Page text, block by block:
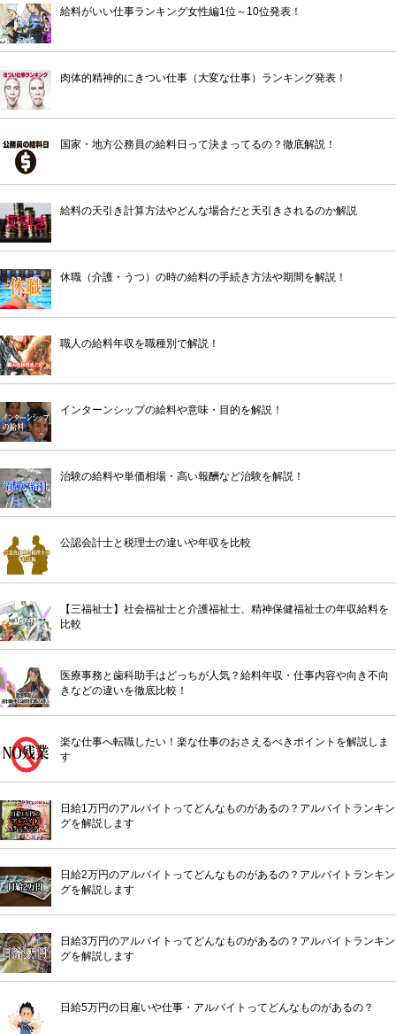
給料がいい仕事ランキング女性編1位～10位発表！
肉体的精神的にきつい仕事（大変な仕事）ランキング発表！
国家・地方公務員の給料日って決まってるの？徹底解説！
給料の天引き計算方法やどんな場合だと天引きされるのか解説
休職（介護・うつ）の時の給料の手続き方法や期間を解説！
職人の給料年収を職種別で解説！
インターンシップの給料や意味・目的を解説！
治験の給料や単価相場・高い報酬など治験を解説！
公認会計士と税理士の違いや年収を比較
【三福祉士】社会福祉士と介護福祉士、精神保健福祉士の年収給料を
比較
医療事務と歯科助手はどっちが人気？給料年収・仕事内容や向き不向
きなどの違いを徹底比較！
楽な仕事へ転職したい！楽な仕事のおさえるべきポイントを解説しま
す
日給1万円のアルバイトってどんなものがあるの？アルバイトランキン
グを解説します
日給2万円のアルバイトってどんなものがあるの？アルバイトランキン
グを解説します
日給3万円のアルバイトってどんなものがあるの？アルバイトランキン
グを解説します
日給5万円の日雇いや仕事・アルバイトってどんなものがあるの？